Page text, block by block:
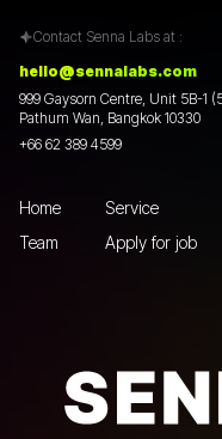
Contact Senna Labs at :
hello@sennalabs.com
999 Gaysorn Centre, Unit 5B-1
Pathum Wan, Bangkok 10330
+66 62 389 4599
Home Service
Team
Apply for job